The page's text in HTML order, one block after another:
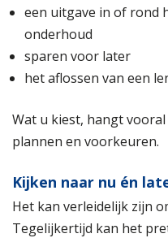
een uitgave in of rond
onderhoud
sparen voor later
het aflossen van een
Wat u kiest, hangt
plannen en voorkeuren.
Kijken naar nu én
Het kan verleidelijk zijn
Tegelijkertijd kan het